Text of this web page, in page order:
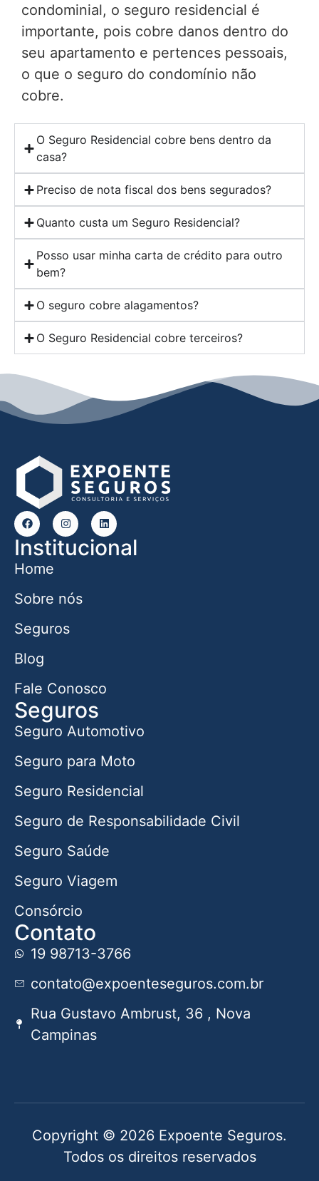
condominial, o seguro residencial é
importante, pois cobre danos dentro do
seu apartamento e pertences pessoais,
o que o seguro do condomínio não
cobre.
O Seguro Residencial cobre bens dentro da
casa?
Preciso de nota fiscal dos bens segurados?
Quanto custa um Seguro Residencial?
Posso usar minha carta de crédito para outro
bem?
O seguro cobre alagamentos?
O Seguro Residencial cobre terceiros?
Institucional
Home
Sobre nós
Seguros
Blog
Fale Conosco
Seguros
Seguro Automotivo
Seguro para Moto
Seguro Residencial
Seguro de Responsabilidade Civil
Seguro Saúde
Seguro Viagem
Consórcio
Contato
19 98713-3766
contato@expoenteseguros.com.br
Rua Gustavo Ambrust, 36 , Nova
Campinas
Copyright © 2026 Expoente Seguros.
Todos os direitos reservados